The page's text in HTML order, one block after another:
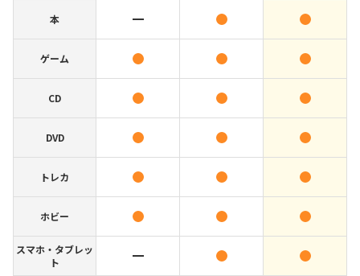
本
ゲーム
CD
DVD
トレカ
ホビー
スマホ・タブレッ
ト